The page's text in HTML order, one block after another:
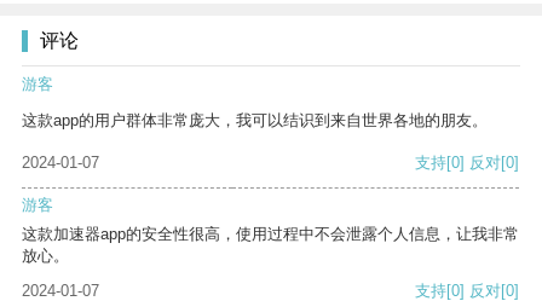
评论
游客
这款app的用户群体非常庞大，我可以结识到来自世界各地的朋友。
2024-01-07 支持[0] 反对[0]
游客
这款加速器app的安全性很高，使用过程中不会泄露个人信息，让我非常
放心。
2024-01-07
支持[0] 反对[0]